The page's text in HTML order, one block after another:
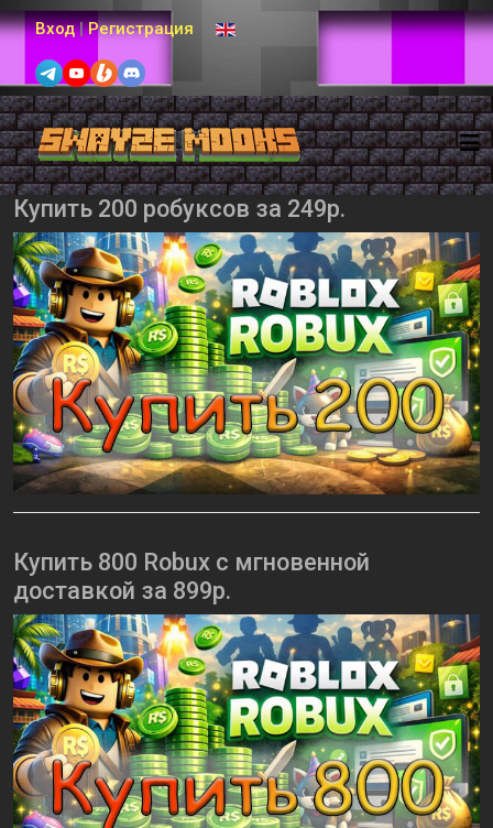
Вход | Регистрация Выберите язык
Купить 200 робуксов за 249р.
Купить 800 Robux с мгновенной
доставкой за 899р.